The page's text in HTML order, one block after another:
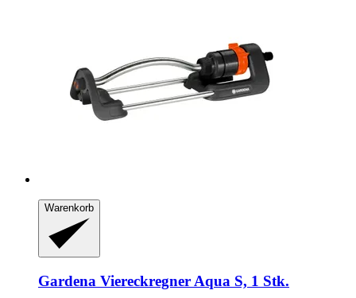
Warenkorb
Gardena Viereckregner Aqua S, 1 Stk.